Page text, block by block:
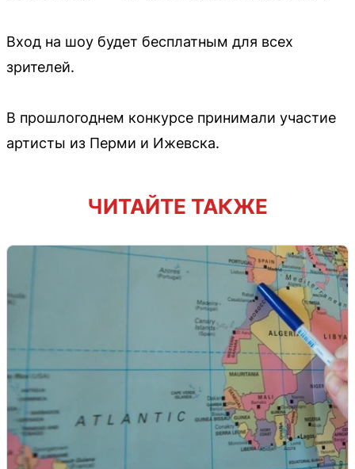
Вход на шоу будет бесплатным для всех
зрителей.
В прошлогоднем конкурсе принимали участие
артисты из Перми и Ижевска.
ЧИТАЙТЕ ТАКЖЕ